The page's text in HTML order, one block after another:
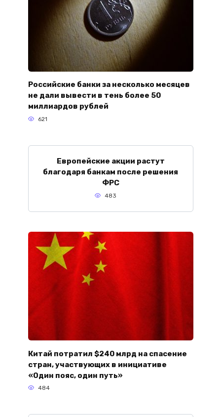
Российские банки за несколько месяцев
не дали вывести в тень более 50
миллиардов рублей
621
Европейские акции растут
благодаря банкам после решения
ФРС
483
Китай потратил $240 млрд на спасение
стран, участвующих в инициативе
«Один пояс, один путь»
484